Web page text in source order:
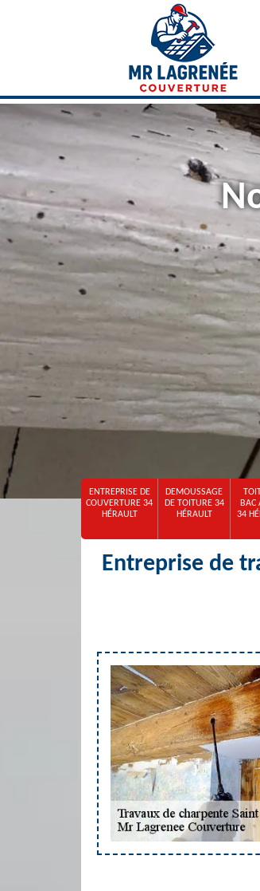
ENTREPRISE DE
COUVERTURE 34
HÉRAULT
DEMOUSSAGE
DE TOITURE 34
HÉRAULT
BAC
34
Entreprise de